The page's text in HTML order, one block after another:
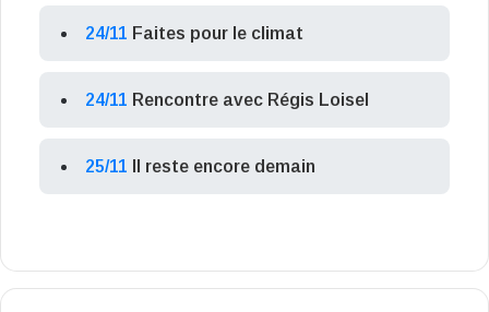
24/11 Faites pour le climat
24/11 Rencontre avec Régis Loisel
25/11 Il reste encore demain